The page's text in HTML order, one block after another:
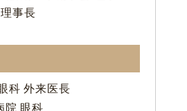
事長
科 外来医長
院 眼科